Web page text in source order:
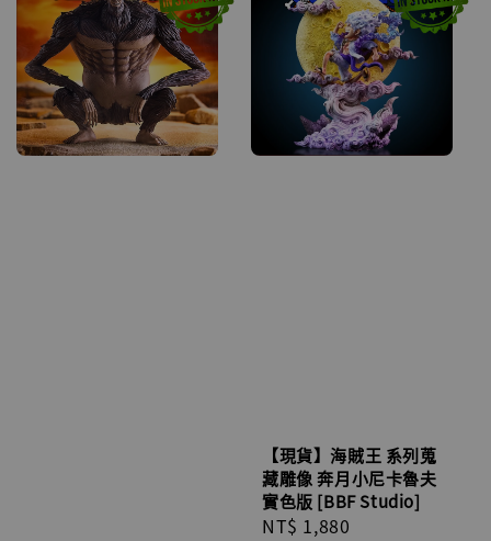
【現貨】海賊王 系列蒐
藏雕像 奔月小尼卡魯夫
實色版 [BBF Studio]
Regular
NT$ 1,880